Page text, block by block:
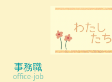
事務職
office-job